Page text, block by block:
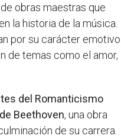
obras maestras que
la historia de la música.
por su carácter emotivo
de temas como el amor,
del Romanticismo
Beethoven, una obra
de su carrera.